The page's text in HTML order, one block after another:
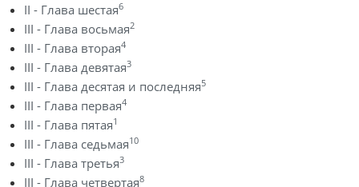
II - Глава шестая6
III - Глава восьмая2
III - Глава вторая4
III - Глава девятая3
III - Глава десятая и последняя5
III - Глава первая4
III - Глава пятая1
III - Глава седьмая10
III - Глава третья3
III - Глава четвертая8